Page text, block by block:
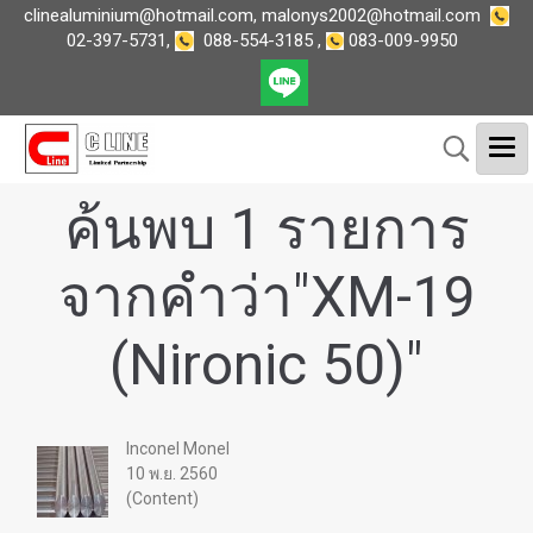
clinealuminium@hotmail.com, malonys2002@hotmail.com
02-397-5731, 088-554-3185, 083-009-9950
ค้นพบ 1 รายการ
จากคำว่า"XM-19
(Nironic 50)"
Inconel Monel
10 พ.ย. 2560
(Content)